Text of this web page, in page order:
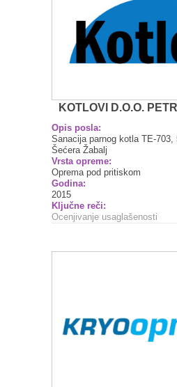
KOTLOVI D.O.O.
Opis posla:
Sanacija parnog kotla TE-703,
Šećera Žabalj
Vrsta opreme:
Oprema pod pritiskom
Godina:
2015
Ključne reči:
Ocenjivanje usaglašenosti